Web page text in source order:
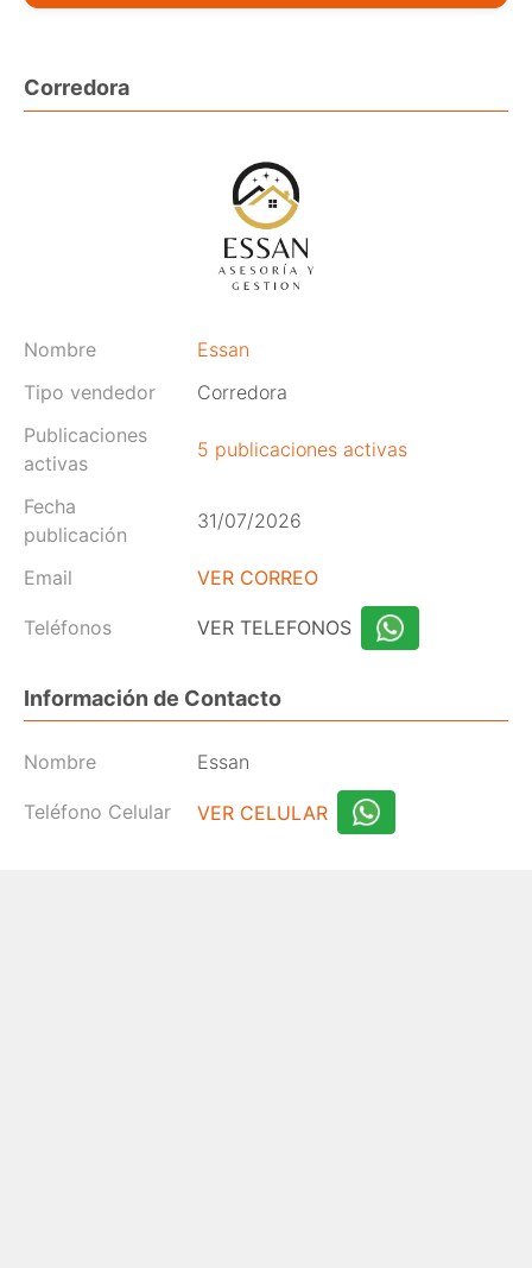
Corredora
Nombre
Essan
Tipo vendedor
Corredora
Publicaciones
activas
5 publicaciones activas
Fecha
publicación
31/07/2026
Email VER CORREO
Teléfonos VER TELEFONOS
Información de Contacto
Nombre Essan
Teléfono Celular VER CELULAR